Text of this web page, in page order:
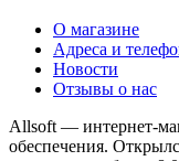
О магазине
Адреса и
Новости
Отзывы о нас
Allsoft — интернет-
обеспечения.